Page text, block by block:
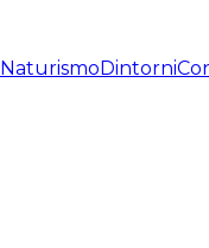
NaturismoDintorni